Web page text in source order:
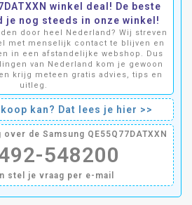
winkel deal! De beste
je nog steeds in onze winkel!
door heel Nederland? Wij streven
met menselijk contact te blijven en
in een afstandelijke webshop. Dus
van Nederland kom je gewoon
krijg meteen gratis advies, tips en
uitleg.
kan? Dat lees je hier >>
de Samsung QE55Q77DATXXN
548200
stel je vraag per e-mail